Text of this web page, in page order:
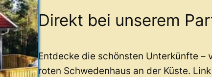
Direkt bei unserem
Entdecke die schönsten Unterkünfte –
roten Schwedenhaus an der Küste.